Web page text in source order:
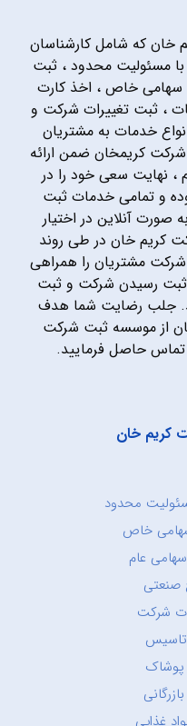
که شامل کارشناسان
مسئولیت محدود ، ثبت
خاص ، اخذ کارت
، ثبت تغییرات شرکت و
خدمات به مشتریان
کریمخان ضمن ارائه
، نهایت سعی خود را در
و تمامی خدمات ثبت
صورت آنلاین در اختیار
کریم خان در طی روند
شرکت مشتریان را همراهی
ثبت رسیدن شرکت و ثبت
جلب رضایت شما هدف
از موسسه ثبت شرکت
کریم خان
محدود
خاص
عام
شرکت
تاسیس
پوشاک
غذایی